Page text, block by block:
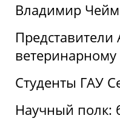
Владимир
Представители
Студенты ГАУ
Научный полк: